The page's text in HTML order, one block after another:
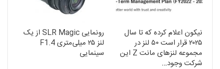
نیکون اعلام کرده که تا سال
۲۰۲۵ قرار است ۵۰ لنز در
مجموعه لنزهای مانت Z این
شرکت وجود…
رونمایی SLR Magic از یک
لنز ۲۵ میلی‌متری F1.4
سینمایی